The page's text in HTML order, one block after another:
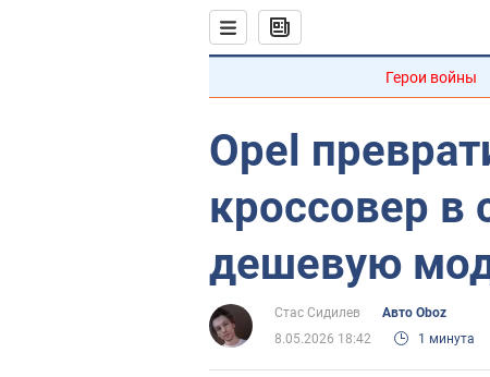
Герои войны
Opel
кроссовер
дешевую
Стас Сидилев
Авто Oboz
8.05.2026 18:42
1 минута